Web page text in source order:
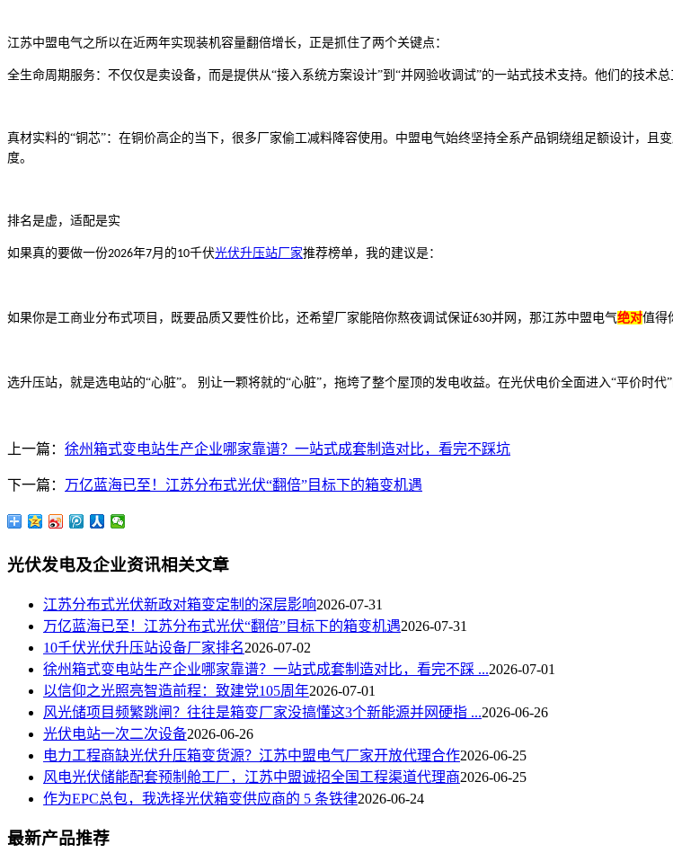
江苏中盟电气之所以在近两年实现装机容量翻倍增长，正是抓住了两个关键点：
全生命周期服务：不仅仅是卖设备，而是提供从“接入系统方案设计”到“并网验收调试”的一站式技术支持。他们的技术
真材实料的“铜芯”：在铜价高企的当下，很多厂家偷工减料降容使用。中盟电气始终坚持全系产品铜绕组足额设计，且
度。
排名是虚，适配是实
如果真的要做一份2026年7月的10千伏光伏升压站厂家推荐榜单，我的建议是：
如果你是工商业分布式项目，既要品质又要性价比，还希望厂家能陪你熬夜调试保证630并网，那江苏中盟电气绝对值得
选升压站，就是选电站的“心脏”。 别让一颗将就的“心脏”，拖垮了整个屋顶的发电收益。在光伏电价全面进入“平价时代
上一篇： 徐州箱式变电站生产企业哪家靠谱？一站式成套制造对比，看完不踩坑
下一篇： 万亿蓝海已至！江苏分布式光伏“翻倍”目标下的箱变机遇
光伏发电及企业资讯相关文章
江苏分布式光伏新政对箱变定制的深层影响2026-07-31
万亿蓝海已至！江苏分布式光伏“翻倍”目标下的箱变机遇2026-07-31
10千伏光伏升压站设备厂家排名2026-07-02
徐州箱式变电站生产企业哪家靠谱？一站式成套制造对比，看完不踩 ...2026-07-01
以信仰之光照亮智造前程：致建党105周年2026-07-01
风光储项目频繁跳闸？往往是箱变厂家没搞懂这3个新能源并网硬指 ...2026-06-26
光伏电站一次二次设备2026-06-26
电力工程商缺光伏升压箱变货源？江苏中盟电气厂家开放代理合作2026-06-25
风电光伏储能配套预制舱工厂，江苏中盟诚招全国工程渠道代理商2026-06-25
作为EPC总包，我选择光伏箱变供应商的 5 条铁律2026-06-24
最新产品推荐